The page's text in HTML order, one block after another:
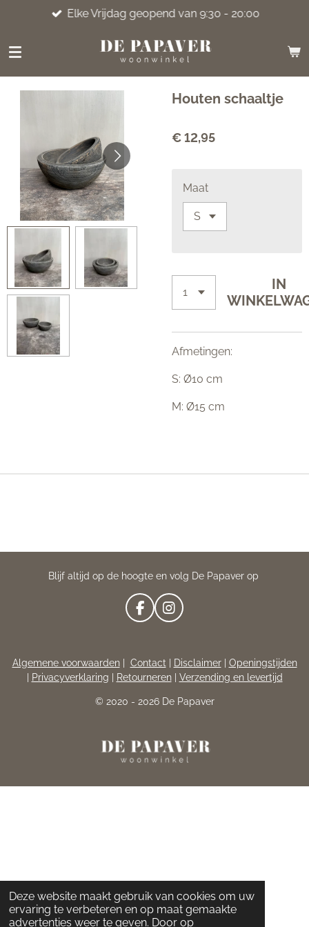
Deze website maakt gebruik van cookies om uw
ervaring te verbeteren en op maat gemaakte
advertenties weer te geven. Door op
naar
hoofdinhoud
Elke Vrijdag geopend van 9:30 - 20:00
Houten schaaltje
€ 12,95
Maat
IN
Afmetingen:
S: Ø10 cm
M: Ø15 cm
Blijf altijd op de hoogte en volg De Papaver op
F
A
B
O
K
I
N
A
G
A
Algemene voorwaarden| Contact| Disclaimer| Openingstijden
Privacyverklaring Retourneren| Verzending en levertijd
© 2020 - 2026 De Papaver